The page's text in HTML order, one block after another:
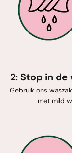
2: Stop in
Gebruik ons
met mild